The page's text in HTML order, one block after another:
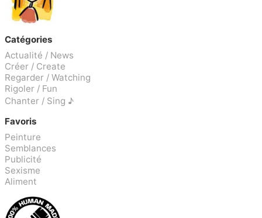
Catégories
Actualité / News
Créer / Create
Regarder / Watching
Rigoler / Fun
Chanter / Sing ♪
Favoris
Peinture
Semblances
Publicité
Sexisme
Aliment